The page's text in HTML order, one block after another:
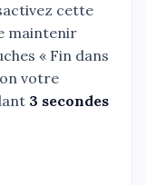
cette
maintenir
« Fin dans
votre
3 secondes